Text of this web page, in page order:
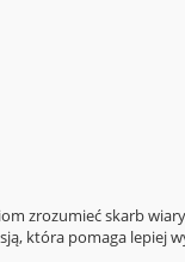
zrozumieć skarb
która pomaga lepiej